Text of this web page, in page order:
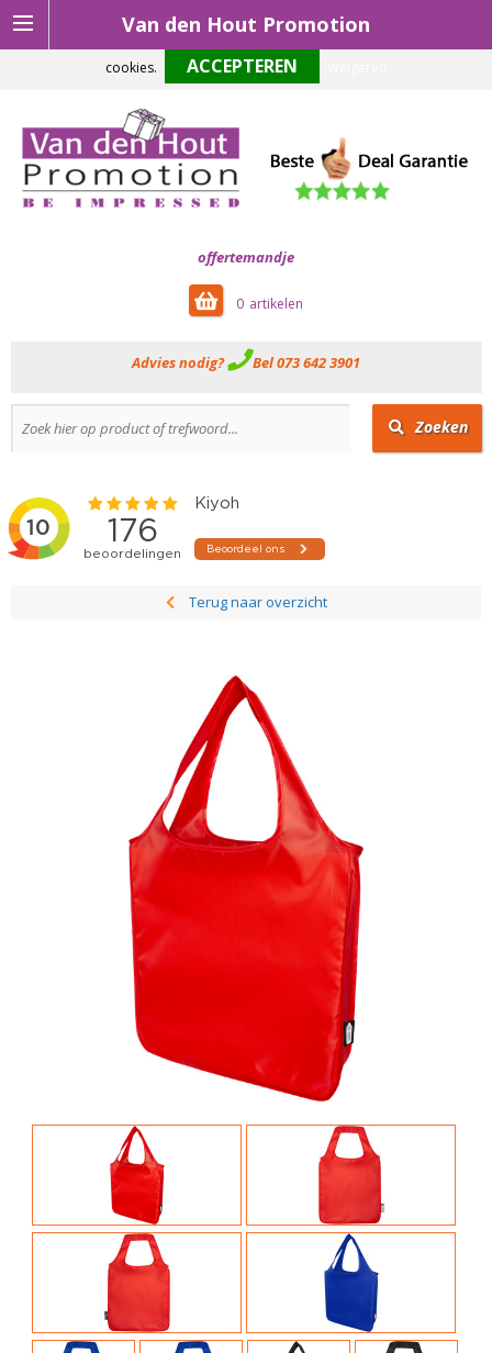
Van den Hout Promotion
offertemandje
0
Advies nodig? Bel 073 642 3901
Zoeken
Terug naar overzicht
Om onze website optimaal te laten functioneren maken wij gebruik van
cookies.